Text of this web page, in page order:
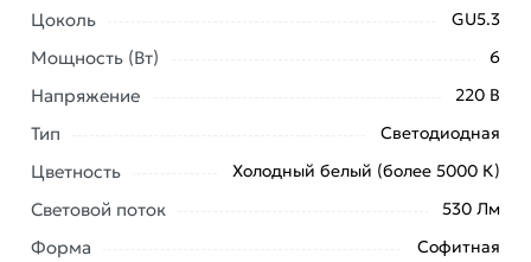
Наши профессиональные менеджеры обработают
доставки или самовывоза. Перед оформлением
онлайн заказа рекомендуем ознакомиться с
описанием, характеристиками и отзывами.
Данний товар от производителя сертифицирован,
купленного товарa в течение 7 дней (наличие чека
обязательно).
Цоколь GU5.3
Мощность (Вт) 6
Напряжение 220 В
Тип Светодиодная
Цветность Холодный белый (более 5000 К)
Световой поток 530 Лм
Форма Софитная